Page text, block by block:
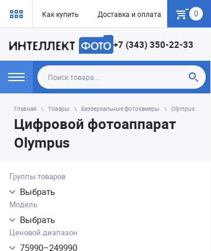
Как купить Доставка и оплата Гарантия
0
+7 (343) 350-22-33
Главная Товары Беззеркальные фотокамеры Olympus
Цифровой фотоаппарат
Olympus
Группы товаров
Выбрать
Модель
Выбрать
Ценовой диапазон
75990–249990